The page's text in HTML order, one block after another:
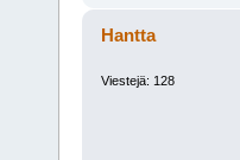
Hantta
Viestejä: 128